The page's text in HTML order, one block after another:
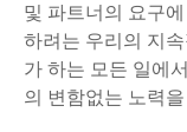
및 파트너의 요구
하려는 우리의 지
가 하는 모든 일에
의 변함없는 노력